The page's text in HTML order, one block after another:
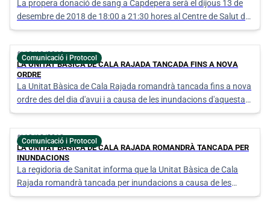
La propera donació de sang a Capdepera serà el dijous 13 de
desembre de 2018 de 18:00 a 21:30 hores al Centre de Salut de
Capdepera.
Comunicació i Protocol
calendar_today10/10/2018
LA UNITAT BÀSICA DE CALA RAJADA TANCADA FINS A NOVA
ORDRE
La Unitat Bàsica de Cala Rajada romandrà tancada fins a nova
ordre des del dia d'avui i a causa de les inundacions d'aquesta
nit.
Comunicació i Protocol
calendar_today10/10/2018
LA UNITAT BÀSICA DE CALA RAJADA ROMANDRÀ TANCADA PER
INUNDACIONS
La regidoria de Sanitat informa que la Unitat Bàsica de Cala
Rajada romandrà tancada per inundacions a causa de les
pluges d'aquesta nit.